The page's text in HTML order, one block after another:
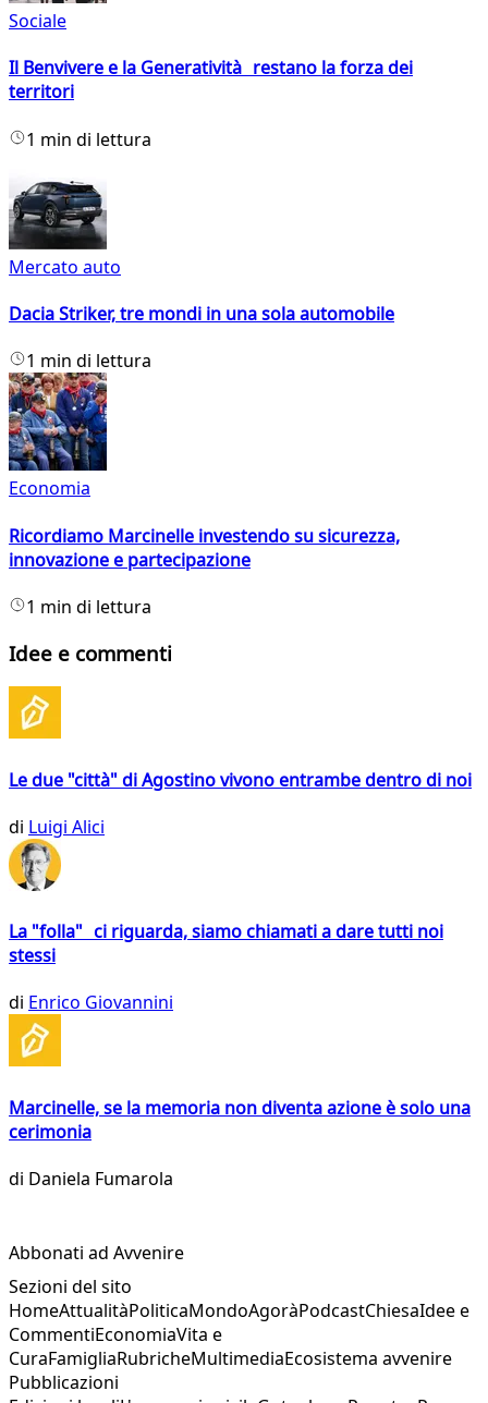
Sociale
Il Benvivere e la Generatività restano la forza dei
territori
1 min di lettura
Mercato auto
Dacia Striker, tre mondi in una sola automobile
1 min di lettura
Economia
Ricordiamo Marcinelle investendo su sicurezza,
innovazione e partecipazione
1 min di lettura
Idee e commenti
Le due "città" di Agostino vivono entrambe dentro di noi
di Luigi Alici
La "folla" ci riguarda, siamo chiamati a dare tutti noi
stessi
di Enrico Giovannini
Marcinelle, se la memoria non diventa azione è solo una
cerimonia
di Daniela Fumarola
Abbonati ad Avvenire
Sezioni del sito
HomeAttualitàPoliticaMondoAgoràPodcastChiesaIdee e
CommentiEconomiaVita e
CuraFamigliaRubricheMultimediaEcosistema avvenire
Pubblicazioni